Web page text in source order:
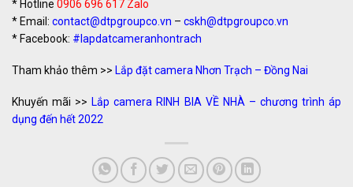
* Hotline 0906 696 617 Zalo
* Email: contact@dtpgroupco.vn – cskh@dtpgroupco.vn
* Facebook: #lapdatcameranhontrach
Tham khảo thêm >> Lắp đặt camera Nhơn Trạch – Đồng Nai
Khuyến mãi >> Lắp camera RINH BIA VỀ NHÀ – chương trình áp
dụng đến hết 2022